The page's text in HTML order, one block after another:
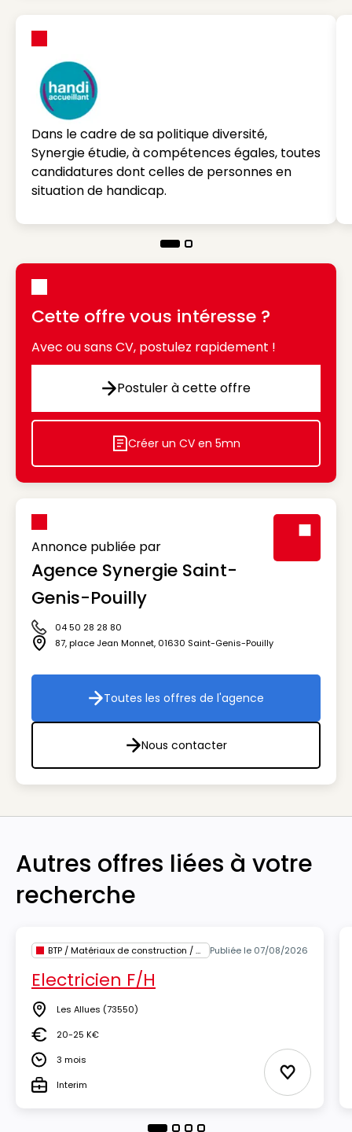
Dans le cadre de sa politique diversité,
Synergie étudie, à compétences égales, toutes
candidatures dont celles de personnes en
situation de handicap.
Cette offre vous intéresse ?
Avec ou sans CV, postulez rapidement !
Postuler à cette offre
Postuler à cette offre
Icon decorative
Créer un CV en 5mn
Annonce publiée par
Agence Synergie Saint-
Genis-Pouilly
Icône téléphone
04 50 28 28 80
Icône adresse
87, place Jean Monnet, 01630 Saint-Genis-Pouilly
Toutes les offres de l'agence
Toutes les offres de l'agence
Nous contacter
Nous contacter
Autres offres liées à votre
recherche
BTP / Matériaux de construction / Architecture Publiée le 07/08/2026
Electricien F/H
Lieu Les Allues (73550)
Salaire20-25 K€
Durée3 mois
TypeInterim Ajouter